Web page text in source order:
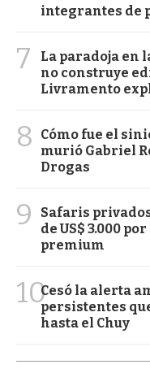
integrantes de
7
La paradoja en
no construye
Livramento
8
Cómo fue el
murió Gabriel
Drogas
9
Safaris
de US$ 3.000
premium
10Cesó la alerta
persistentes
hasta el Chuy